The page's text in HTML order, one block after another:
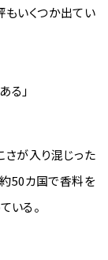
もいくつか出てい
る」
さが入り混じった
50カ国で香料を
いる。